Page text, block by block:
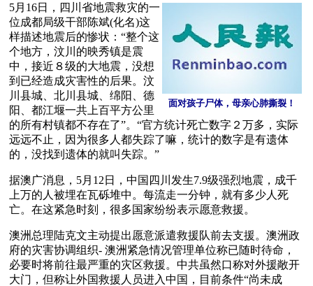
面对孩子尸体，母亲心肺撕裂！
5月16日，四川省地震救灾的一
位成都局级干部陈斌(化名)这
样描述地震后的惨状：“整个这
个地方，汶川的映秀镇是震
中，接近８级的大地震，没想
到已经造成灾害性的后果。汶
川县城、北川县城、绵阳、德
阳、都江堰一共上百平方公里
的所有村镇都不存在了”。“官方统计死亡数字２万多，实际
远远不止，因为很多人都失踪了嘛，统计的数字是有遗体
的，没找到遗体的就叫失踪。”
据澳广消息，5月12日，中国四川发生7.9级强烈地震，成千
上万的人被埋在瓦砾堆中。每流走一分钟，就有多少人死
亡。在这紧急时刻，很多国家纷纷表示愿意救援。
澳洲总理陆克文主动提出愿意派遣救援队前去支援。澳洲政
府的灾害协调组织- 澳洲紧急情况管理单位称已随时待命，
必要时将前往最严重的灾区救援。中共虽然口称对外援敞开
大门，但称让外国救援人员进入中国，目前条件“尚未成